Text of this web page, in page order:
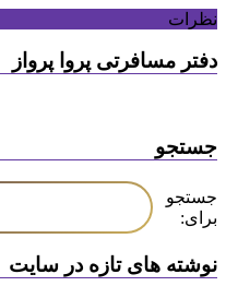
نظرات
دفتر مسافرتی پروا پرواز
جستجو
جستجو
برای:
نوشته های تازه در سایت